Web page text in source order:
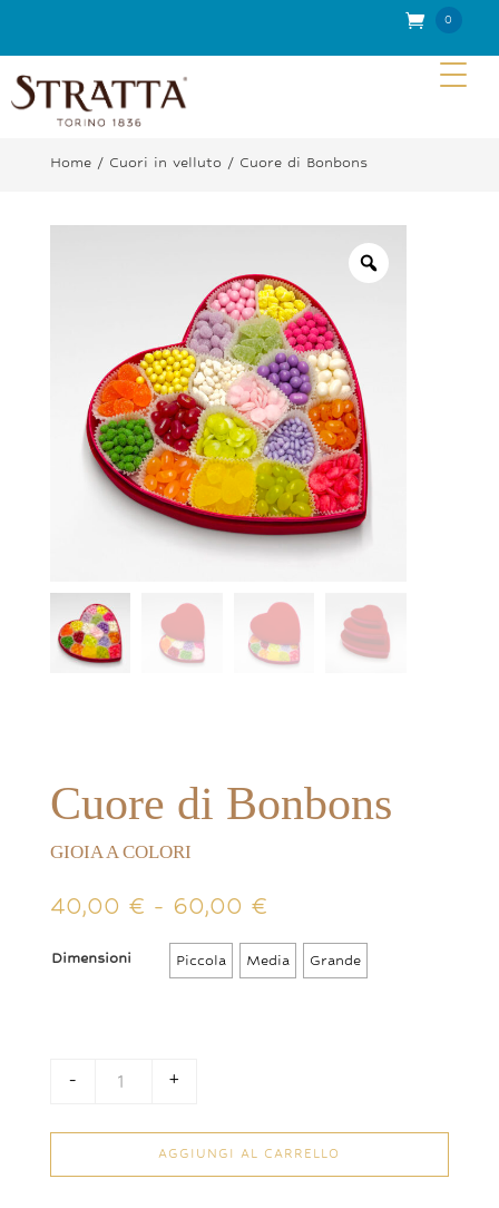
0
enti
Home/ Cuori in velluto / Cuore di Bonbons
Cuore di Bonbons
GIOIA A COLORI
40,00 € - 60,00 €Fascia
prezzo:
da
Dimensioni Piccola Media Grande
Cuore di Bonbons quantità
- +
AGGIUNGI AL CARRELLO